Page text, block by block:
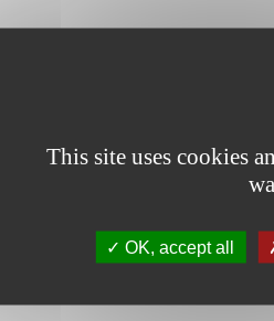
This site uses cookies
OK, accept all